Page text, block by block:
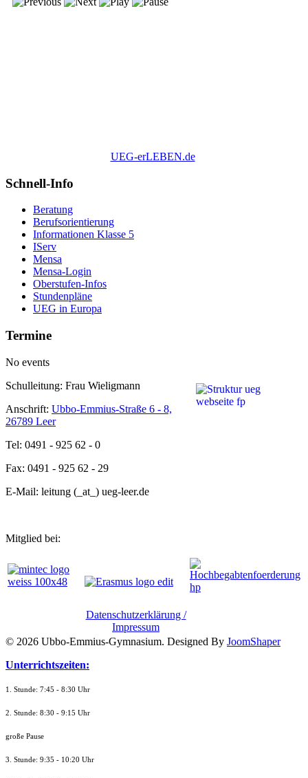
UEG-erLEBEN.de
Schnell-Info
Beratung
Berufsorientierung
Informationen Klasse 5
IServ
Mensa
Mensa-Login
Oberstufen-Infos
Stundenpläne
UEG in Europa
Termine
No events
Schulleitung: Frau Wieligmann
Anschrift: Ubbo-Emmius-Straße 6 - 8,
26789 Leer
Tel: 0491 - 925 62 - 0
Fax: 0491 - 925 62 - 29
E-Mail: leitung (_at_) ueg-leer.de
Mitglied bei:
Datenschutzerklärung /
Impressum
© 2026 Ubbo-Emmius-Gymnasium. Designed By JoomShaper
Unterrichtszeiten:
1. Stunde: 7:45 - 8:30 Uhr
2. Stunde: 8:30 - 9:15 Uhr
große Pause
3. Stunde: 9:35 - 10:20 Uhr